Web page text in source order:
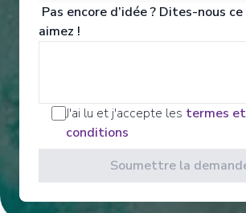
Sit back and enjoy your evenings on a
with our onboard entertainment. From
shows to our playbill that features a
Voir Tous les
Pas encore d’idée ? Dites-nous
aimez !
J'ai lu et j'accepte les termes et
conditions
Soumettre la